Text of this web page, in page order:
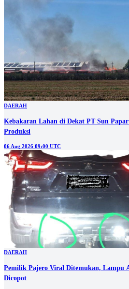
DAERAH
Kebakaran Lahan di Dekat PT Sun
Produksi
06 Aug 2026 09:00 UTC
DAERAH
Pemilik Pajero Viral Ditemukan, Lampu
Dicopot